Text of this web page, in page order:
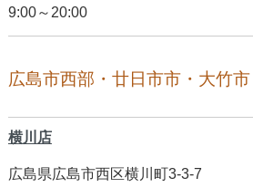
9:00～20:00
広島市西部・廿日市市・大竹市
横川店
広島県広島市西区横川町3-3-7